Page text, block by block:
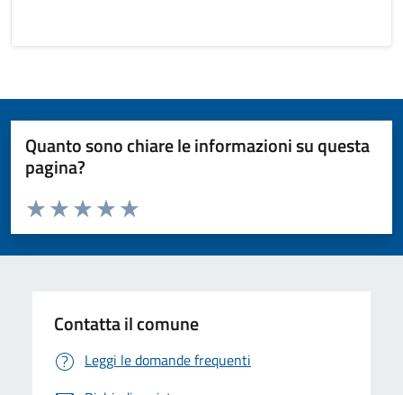
Quanto sono chiare le informazioni su questa
pagina?
Valuta da 1 a 5 stelle la pagina
Valuta 5 stelle su 5
Valuta 4 stelle su 5
Valuta 3 stelle su 5
Valuta 2 stelle su 5
Valuta 1 stelle su 5
Contatta il comune
Leggi le domande frequenti